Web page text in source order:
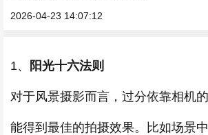
2026-04-23 14:07:12
1、 阳光十六法则
对于风景摄影而言，过分依靠相机
能得到最佳的拍摄效果。比如场景